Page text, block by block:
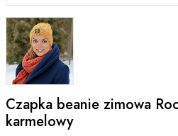
Czapka beanie zimowa
karmelowy